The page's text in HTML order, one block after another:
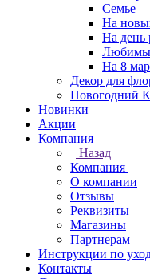
Семье
На
На день
На 8
Декор для
Новогодний
Новинки
Акции
Компания
Назад
Компания
О компании
Отзывы
Реквизиты
Магазины
Партнерам
Инструкции по
Контакты